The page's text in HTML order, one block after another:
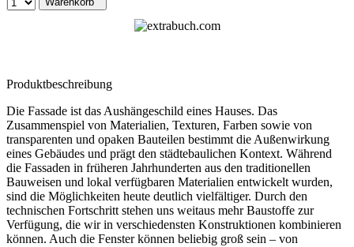
Produktbeschreibung
Die Fassade ist das Aushängeschild eines Hauses. Das
Zusammenspiel von Materialien, Texturen, Farben sowie von
transparenten und opaken Bauteilen bestimmt die Außenwirkung
eines Gebäudes und prägt den städtebaulichen Kontext. Während
die Fassaden in früheren Jahrhunderten aus den traditionellen
Bauweisen und lokal verfügbaren Materialien entwickelt wurden,
sind die Möglichkeiten heute deutlich vielfältiger. Durch den
technischen Fortschritt stehen uns weitaus mehr Baustoffe zur
Verfügung, die wir in verschiedensten Konstruktionen kombinieren
können. Auch die Fenster können beliebig groß sein – von